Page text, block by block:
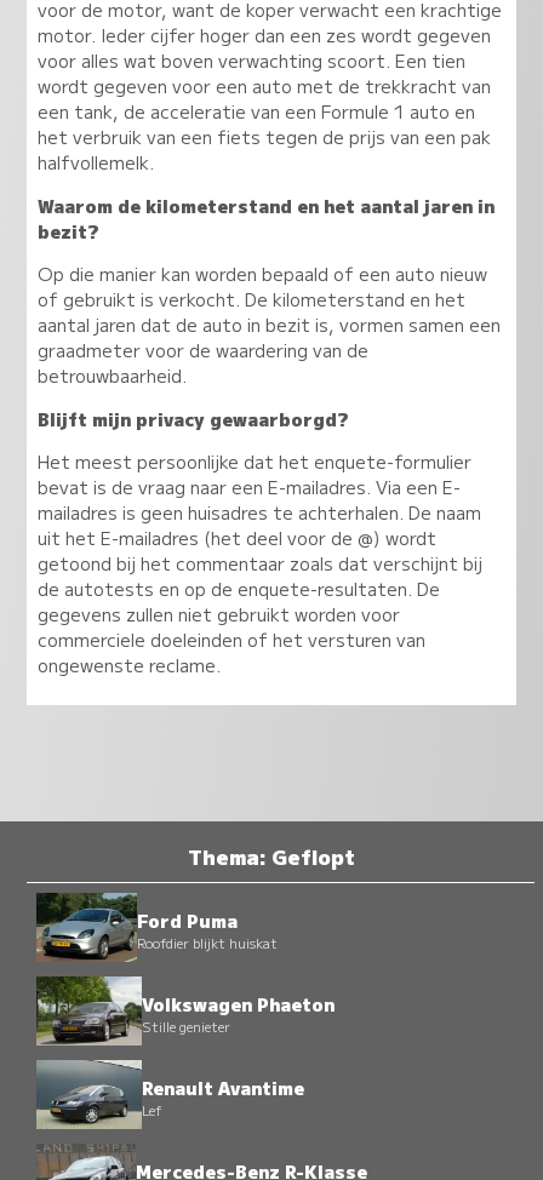
voor de motor, want de koper verwacht een krachtige
motor. Ieder cijfer hoger dan een zes wordt gegeven
voor alles wat boven verwachting scoort. Een tien
wordt gegeven voor een auto met de trekkracht van
een tank, de acceleratie van een Formule 1 auto en
het verbruik van een fiets tegen de prijs van een pak
halfvollemelk.
Waarom de kilometerstand en het aantal jaren in
bezit?
Op die manier kan worden bepaald of een auto nieuw
of gebruikt is verkocht. De kilometerstand en het
aantal jaren dat de auto in bezit is, vormen samen een
graadmeter voor de waardering van de
betrouwbaarheid.
Blijft mijn privacy gewaarborgd?
Het meest persoonlijke dat het enquete-formulier
bevat is de vraag naar een E-mailadres. Via een E-
mailadres is geen huisadres te achterhalen. De naam
uit het E-mailadres (het deel voor de @) wordt
getoond bij het commentaar zoals dat verschijnt bij
de autotests en op de enquete-resultaten. De
gegevens zullen niet gebruikt worden voor
commerciele doeleinden of het versturen van
ongewenste reclame.
Thema: Geflopt
Ford Puma
Roofdier blijkt huiskat
Volkswagen Phaeton
Stille genieter
Renault Avantime
Lef
Mercedes-Benz R-Klasse